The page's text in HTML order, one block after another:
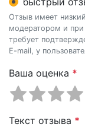
Отзыв имеет
модератором и при
требует
E-mail, у
Ваша оценка *
Текст отзыва *